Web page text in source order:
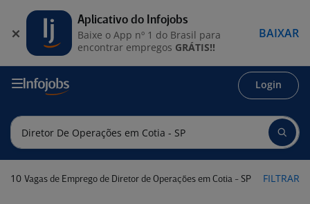
Login
10 Vagas de Emprego de Diretor de Operações em Cotia - SP FILTRAR
Aplicativo do Infojobs
Baixe o App nº 1 do Brasil para
encontrar empregos GRÁTIS!!
BAIXAR